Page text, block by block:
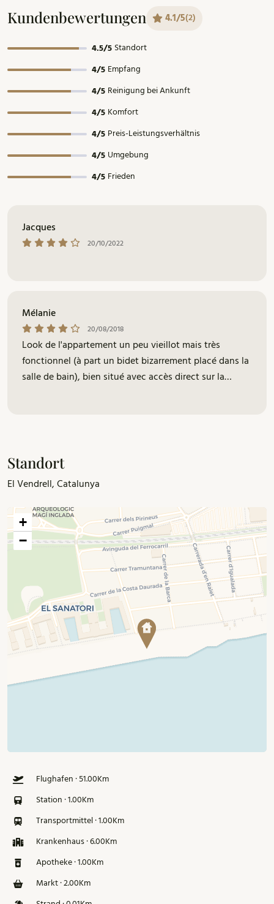
Kundenbewertungen 4.1/5(2)
4.5/5 Standort
4/5 Empfang
4/5 Reinigung bei Ankunft
4/5 Komfort
4/5 Preis-Leistungsverhältnis
4/5 Umgebung
4/5 Frieden
Jacques
20/10/2022
Mélanie
20/08/2018
Look de l'appartement un peu vieillot mais très
fonctionnel (à part un bidet bizarrement placé dans la
salle de bain), bien situé avec accès direct sur la
pour votre arrivée.
Standort
El Vendrell, Catalunya
+
−
Flughafen · 51.00Km
Station · 1.00Km
Transportmittel · 1.00Km
Krankenhaus · 6.00Km
Apotheke · 1.00Km
Markt · 2.00Km